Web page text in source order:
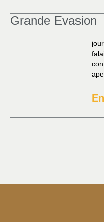
Grande Evasion